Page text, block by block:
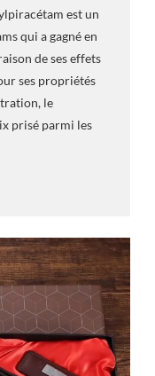
est un
qui a gagné en
de ses effets
ses propriétés
le
prisé parmi les